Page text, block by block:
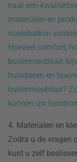
naar een
materialen en
stadsbalkon
Hoeveel comfort,
buitenmeubilair,
huisdieren en
buitenmeubilair?
kunnen uw
4. Materialen en
Zodra u de vragen
kunt u zelf